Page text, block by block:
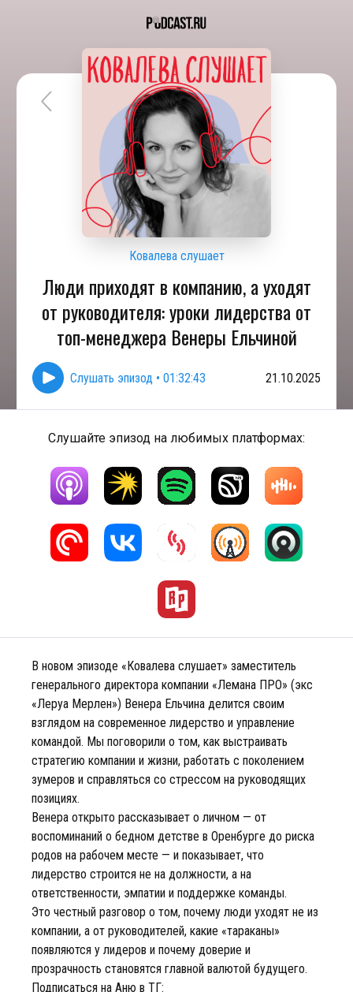
Ковалева слушает
Люди приходят в компанию, а уходят
от руководителя: уроки лидерства от
топ-менеджера Венеры Ельчиной
Слушать эпизод • 01:32:43 21.10.2025
Слушайте эпизод на любимых платформах:
В новом эпизоде «Ковалева слушает» заместитель
генерального директора компании «Лемана ПРО» (экс
«Леруа Мерлен») Венера Ельчина делится своим
взглядом на современное лидерство и управление
командой. Мы поговорили о том, как выстраивать
стратегию компании и жизни, работать с поколением
зумеров и справляться со стрессом на руководящих
позициях.
Венера открыто рассказывает о личном — от
воспоминаний о бедном детстве в Оренбурге до риска
родов на рабочем месте — и показывает, что
лидерство строится не на должности, а на
ответственности, эмпатии и поддержке команды.
Это честный разговор о том, почему люди уходят не из
компании, а от руководителей, какие «тараканы»
появляются у лидеров и почему доверие и
прозрачность становятся главной валютой будущего.
Подписаться на Аню в ТГ: